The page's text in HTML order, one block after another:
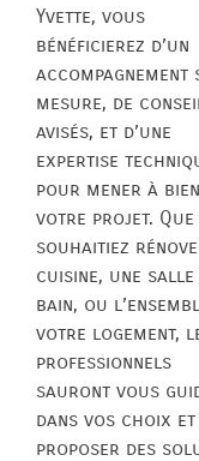
Yvette, vous
bénéficierez d’un
accompagnement
mesure, de
avisés, et d’une
expertise
pour mener à bien
votre projet. Que
souhaitiez
cuisine, une salle
bain, ou
votre logement,
professionnels
sauront vous
dans vos choix
proposer des